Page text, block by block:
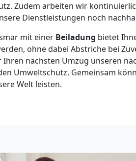
Zudem arbeiten wir
Dienstleistungen noch
mit einer Beiladung bietet
ohne dabei Abstriche bei
Ihren nächsten Umzug unseren
Umweltschutz. Gemeinsam
Welt leisten.